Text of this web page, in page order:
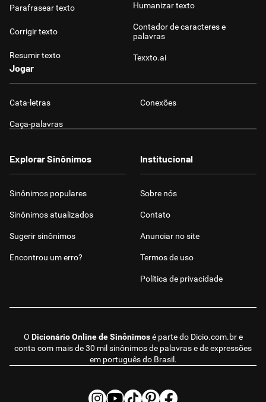
Parafrasear texto
Corrigir texto
Resumir texto
Humanizar texto
Contador de caracteres e
palavras
Texxto.ai
Jogar
Cata-letras Conexões
Caça-palavras
O Dicionário Online de Sinônimosé parte do Dicio.com.bre
conta com mais de 30 mil sinônimos de palavras e de expressões
em português do Brasil.
Explorar Sinônimos
Sinônimos populares
Sinônimos atualizados
Sugerir sinônimos
Encontrou um erro?
Institucional
Sobre nós
Contato
Anunciar no site
Termos de uso
Política de privacidade